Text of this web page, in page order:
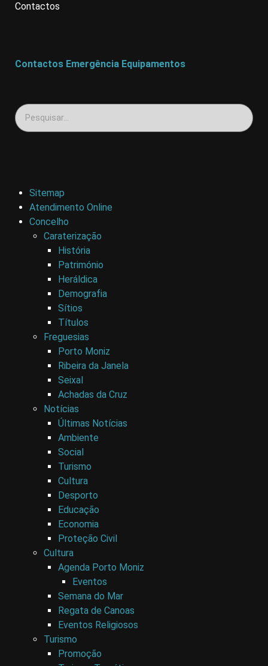
Contactos
Contactos Emergência Equipamentos
Sitemap
Atendimento Online
Concelho
Caraterização
História
Património
Heráldica
Demografia
Sítios
Títulos
Freguesias
Porto Moniz
Ribeira da Janela
Seixal
Achadas da Cruz
Notícias
Últimas Notícias
Ambiente
Social
Turismo
Cultura
Desporto
Educação
Economia
Proteção Civil
Cultura
Agenda Porto Moniz
Eventos
Semana do Mar
Regata de Canoas
Eventos Religiosos
Turismo
Promoção